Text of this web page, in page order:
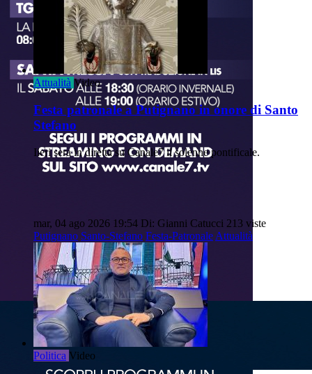
Attualità Video
Festa patronale a Putignano in onore di Santo
Stefano
Iieri sera in diretta su Canale7 il solenne pontificale.
mar, 04 ago 2026 19:54 Di: Gianni Catucci 213 viste
Putignano Santo-Stefano Festa-Patronale Attualità
Politica Video